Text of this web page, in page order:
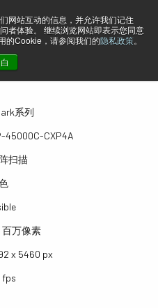
网站互动的信息，并允许我们记住
者体验。 继续浏览网站即表示您同意
的Cookie，请参阅我们的隐私政策。
CXP4A
系列
45000C-CXP4A
扫描
百万像素
x 5460 px
fps